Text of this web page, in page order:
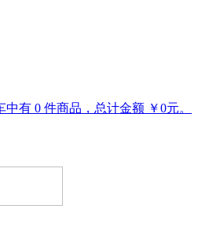
中有 0 件商品，总计金额 ￥0元。